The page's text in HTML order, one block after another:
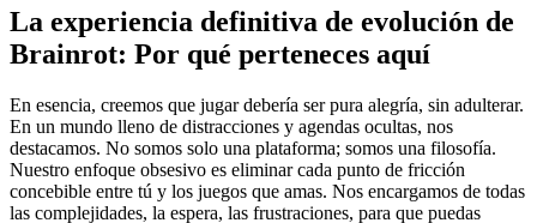
La experiencia definitiva de evolución de
Brainrot: Por qué perteneces aquí
En esencia, creemos que jugar debería ser pura alegría, sin adulterar.
En un mundo lleno de distracciones y agendas ocultas, nos
destacamos. No somos solo una plataforma; somos una filosofía.
Nuestro enfoque obsesivo es eliminar cada punto de fricción
concebible entre tú y los juegos que amas. Nos encargamos de todas
las complejidades, la espera, las frustraciones, para que puedas